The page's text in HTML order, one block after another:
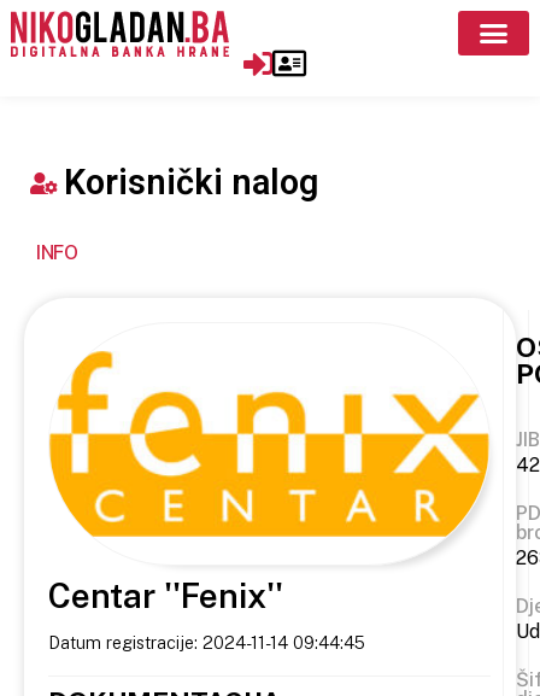
Korisnički nalog
INFO
Centar ''Fenix''
Datum registracije: 2024-11-14 09:44:45
JIB